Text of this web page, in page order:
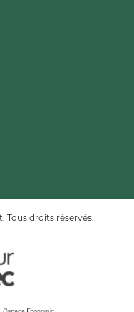
Tous droits réservés.